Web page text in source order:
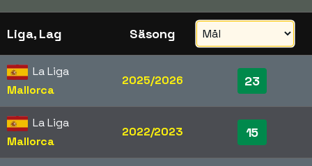
Liga, Lag Säsong
La Liga
Mallorca
2025/2026 23
La Liga
Mallorca
2022/2023 15